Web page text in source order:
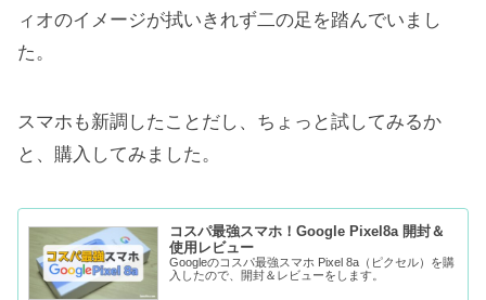
ィオのイメージが拭いきれず二の足を踏んでいまし
た。
スマホも新調したことだし、ちょっと試してみるか
と、購入してみました。
コスパ最強スマホ！Google Pixel8a 開封＆
使用レビュー
Googleのコスパ最強スマホ Pixel 8a（ピクセル）を購
入したので、開封＆レビューをします。